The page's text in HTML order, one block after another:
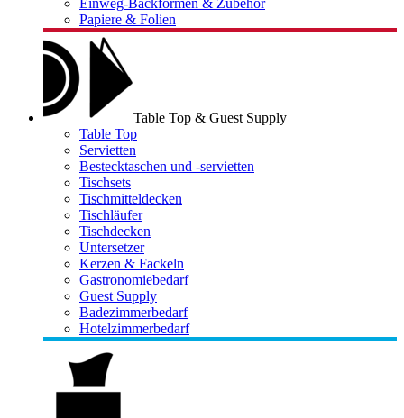
Einweg-Backformen & Zubehör
Papiere & Folien
Table Top & Guest Supply
Table Top
Servietten
Bestecktaschen und -servietten
Tischsets
Tischmitteldecken
Tischläufer
Tischdecken
Untersetzer
Kerzen & Fackeln
Gastronomiebedarf
Guest Supply
Badezimmerbedarf
Hotelzimmerbedarf